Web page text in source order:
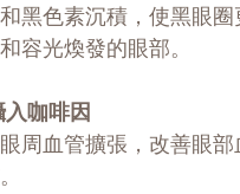
黑色素沉積，使黑眼
容光煥發的眼部。
咖啡因
周血管擴張，改善眼